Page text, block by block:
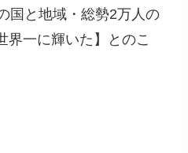
国と地域・総勢2万人の
界一に輝いた】とのこ